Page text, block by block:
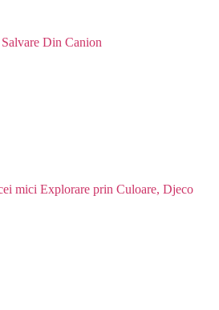
Din Canion
mici Explorare prin Culoare, Djeco